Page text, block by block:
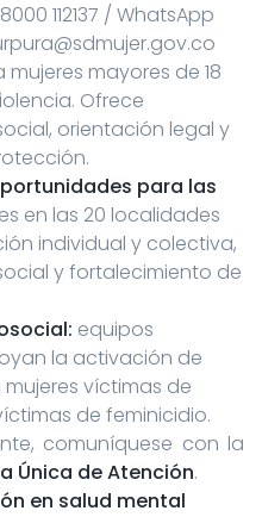
112137 / WhatsApp
mayores de 18
Ofrece
orientación legal y
para las
en las 20 localidades
individual y colectiva,
y fortalecimiento de
equipos
la activación de
víctimas de
de feminicidio.
comuníquese con la
Única de Atención.
en salud mental